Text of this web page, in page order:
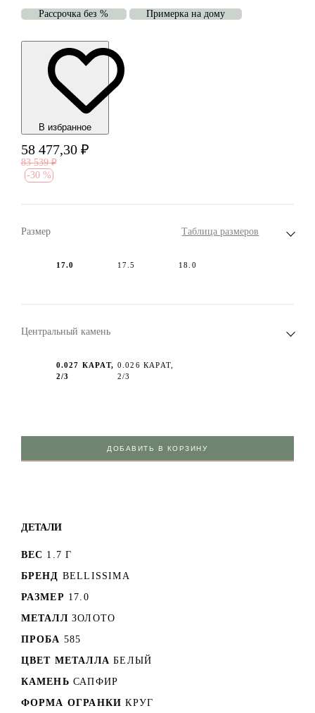
Рассрочка без % Примерка на дому
В избранноe
58 477,30 ₽
83 539 ₽
-30 %
Размер Таблица размеров
17.0 17.5 18.0
Центральный камень
0.027 КАРАТ,
2/3
0.026 КАРАТ,
2/3
ДОБАВИТЬ В КОРЗИНУ
ДЕТАЛИ
ВЕС 1.7 Г
БРЕНД BELLISSIMA
РАЗМЕР 17.0
МЕТАЛЛ ЗОЛОТО
ПРОБА 585
ЦВЕТ МЕТАЛЛА БЕЛЫЙ
КАМЕНЬ САПФИР
ФОРМА ОГРАНКИ КРУГ